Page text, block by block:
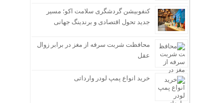
کنفوبیشن گردشگری سلامت اکو؛ مسیر
جدید تحول اقتصادی و برندینگ جهانی
محافظت شربت سرفه از مغز در برابر زوال
عقل
خرید انواع پمپ لودر وارداتی